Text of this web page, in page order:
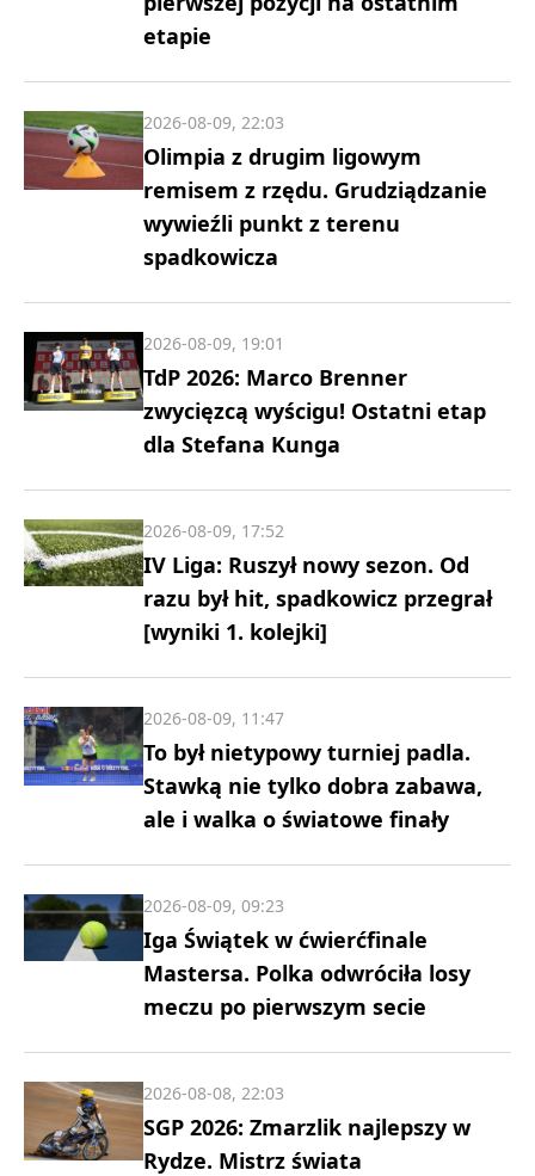
etapie
Olimpia z drugim ligowym
remisem z rzędu. Grudziądzanie
wywieźli punkt z terenu
spadkowicza
2026-08-09, 22:03
TdP 2026: Marco Brenner
zwycięzcą wyścigu! Ostatni etap
dla Stefana Kunga
2026-08-09, 19:01
IV Liga: Ruszył nowy sezon. Od
razu był hit, spadkowicz przegrał
[wyniki 1. kolejki]
2026-08-09, 17:52
To był nietypowy turniej padla.
Stawką nie tylko dobra zabawa,
ale i walka o światowe finały
2026-08-09, 11:47
Iga Świątek w ćwierćfinale
Mastersa. Polka odwróciła losy
meczu po pierwszym secie
2026-08-09, 09:23
SGP 2026: Zmarzlik najlepszy w
Rydze. Mistrz świata
2026-08-08, 22:03